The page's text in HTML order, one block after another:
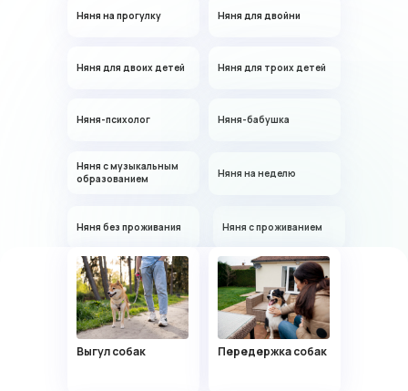
Няня на прогулку Няня для двойни
Няня для двоих детей Няня для троих детей
Няня-психолог Няня-бабушка
Няня с музыкальным
образованием
Няня с проживанием
проживанием
Няня без проживания
Няня на неделю
Няня в отпуск Няня для подростка
Няня с
проживанием
Няня на лето
Няня-аниматор
Выгул собак Передержка собак
Есть опыт работы
в детском саду
53 года, Москва